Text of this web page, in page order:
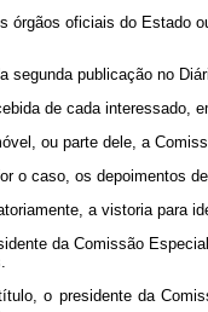
oficiais do
segunda publicação no
de cada
ou parte dele, a
o caso, os depoimentos
a vistoria para
da Comissão
o presidente da